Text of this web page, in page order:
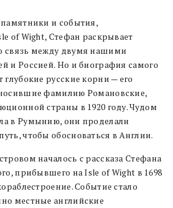
и события,
of Wight, Стефан раскрывает
связь между двумя нашими
и Россией. Но и биография самого
глубокие русские корни — его
фамилию Романовские,
страны в 1920 году. Чудом
в Румынию, они проделали
чтобы обосноваться в Англии.
началось с рассказа Стефана
прибывшего на Isle of Wight в 1698
Событие стало
местные английские